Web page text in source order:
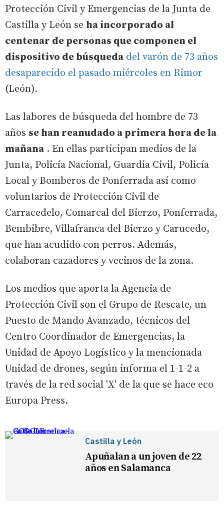
Protección Civil y Emergencias de la Junta de
Castilla y León se ha incorporado al
centenar de personas que componen el
dispositivo de búsqueda del varón de 73 años
desaparecido el pasado miércoles en Rimor
(León).
Las labores de búsqueda del hombre de 73
años se han reanudado a primera hora de la
mañana . En ellas participan medios de la
Junta, Policía Nacional, Guardia Civil, Policía
Local y Bomberos de Ponferrada así como
voluntarios de Protección Civil de
Carracedelo, Comarcal del Bierzo, Ponferrada,
Bembibre, Villafranca del Bierzo y Carucedo,
que han acudido con perros. Además,
colaboran cazadores y vecinos de la zona.
Los medios que aporta la Agencia de
Protección Civil son el Grupo de Rescate, un
Puesto de Mando Avanzado, técnicos del
Centro Coordinador de Emergencias, la
Unidad de Apoyo Logístico y la mencionada
Unidad de drones, según informa el 1-1-2 a
través de la red social 'X' de la que se hace eco
Europa Press.
Castilla y León
Apuñalan a un joven de 22
años en Salamanca